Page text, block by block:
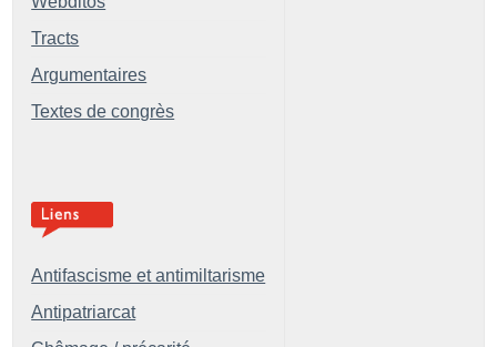
Tracts
Argumentaires
Textes de congrès
Antifascisme et antimiltarisme
Antipatriarcat